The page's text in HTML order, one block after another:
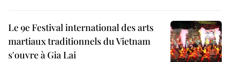
Le 9e Festival international des arts
martiaux traditionnels du Vietnam
s'ouvre à Gia Lai